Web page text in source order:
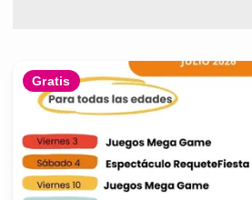
Gratis